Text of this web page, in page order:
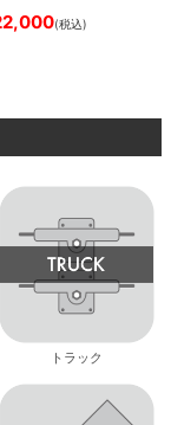
933
BLACK
スケート
(税込)
トラック